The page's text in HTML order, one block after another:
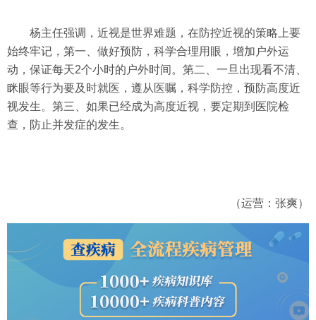
杨主任强调，近视是世界难题，在防控近视的策略上要
始终牢记，第一、做好预防，科学合理用眼，增加户外运
动，保证每天2个小时的户外时间。第二、一旦出现看不清、
眯眼等行为要及时就医，遵从医嘱，科学防控，预防高度近
视发生。第三、如果已经成为高度近视，要定期到医院检
查，防止并发症的发生。
（运营：张爽）